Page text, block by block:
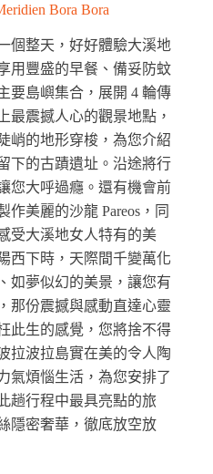
Bora Bora
個整天，好好體驗大溪地
用豐盛的早餐、備妥防蚊
要島嶼集合，展開 4 輪傳
最震撼人心的觀景地點，
峭的地形穿梭，為您介紹
下的古蹟遺址。沿途將行
您大呼過癮。還有機會前
美麗的沙龍 Pareos，同
受大溪地女人特有的美
西下時，天際間千變萬化
如夢似幻的美景，讓您有
那份震撼與感動直達心靈
此生的感覺，您將捨不得
拉波拉島實在美的令人陶
氣煩惱生活，為您安排了
趟行程中最具亮點的旅
隱密奢華，徹底放空放